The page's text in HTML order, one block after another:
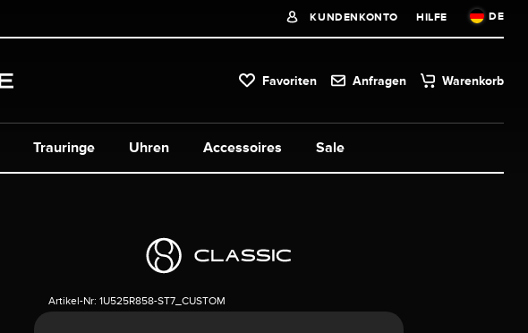
KUNDENKONTO HILFE DE
Favoriten Anfragen Warenkorb
Uhren Accessoires Sale
Trauringe
Artikel-Nr: 1U525R858-ST7_CUSTOM